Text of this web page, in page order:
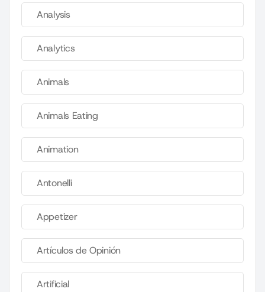
Analysis
Analytics
Animals
Animals Eating
Animation
Antonelli
Appetizer
Artículos de Opinión
Artificial